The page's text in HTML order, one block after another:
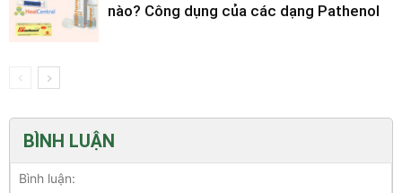
nào? Công dụng của các dạng Pathenol
BÌNH LUẬN